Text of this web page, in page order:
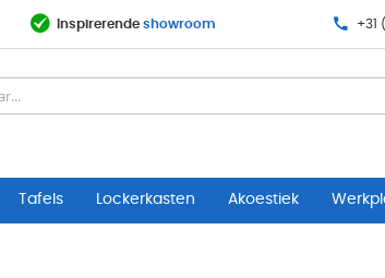
Inspirerende showroom +31
Tafels Lockerkasten Akoestiek